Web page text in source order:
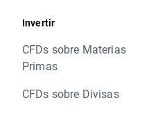
Invertir
CFDs sobre Materias
Primas
CFDs sobre Divisas